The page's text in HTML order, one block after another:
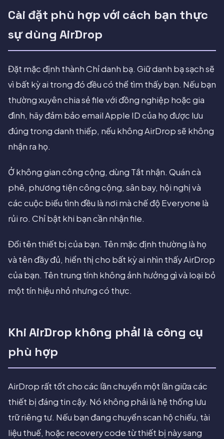
Cài đặt phù hợp với cách bạn thực
sự dùng AirDrop
Đặt mặc định thành Chỉ danh bạ. Giữ danh bạ sạch sẽ
vì bất kỳ ai trong đó đều có thể tìm thấy bạn. Nếu bạn
thường xuyên chia sẻ file với đồng nghiệp hoặc gia
đình, hãy đảm bảo email Apple ID của họ được lưu
đúng trong danh thiếp, nếu không AirDrop sẽ không
nhận ra họ.
Ở không gian công cộng, dùng Tắt nhận. Quán cà
phê, phương tiện công cộng, sân bay, hội nghị và
các cuộc biểu tình đều là nơi mà chế độ Everyone là
rủi ro. Chỉ bật khi bạn cần nhận file.
Đổi tên thiết bị của bạn. Tên mặc định thường là họ
và tên đầy đủ, hiển thị cho bất kỳ ai nhìn thấy AirDrop
của bạn. Tên trung tính không ảnh hưởng gì và loại bỏ
một tín hiệu nhỏ nhưng có thực.
Khi AirDrop không phải là công cụ
phù hợp
AirDrop rất tốt cho các lần chuyển một lần giữa các
thiết bị đáng tin cậy. Nó không phải là hệ thống lưu
trữ riêng tư. Nếu bạn đang chuyển scan hộ chiếu, tài
liệu thuế, hoặc recovery code từ thiết bị này sang